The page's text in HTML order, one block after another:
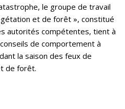
le groupe de travail
et de forêt », constitué
autorités compétentes, tient à
de comportement à
la saison des feux de
de forêt.